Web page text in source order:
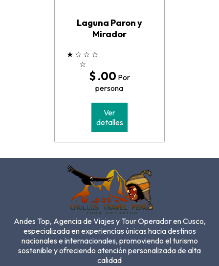
Laguna Paron y
Mirador
★ ☆ ☆ ☆
☆
$ .00 Por
persona
Ver
detalles
Andes Top, Agencia de Viajes y Tour Operador en Cusco,
especializada en experiencias únicas hacia destinos
nacionales e internacionales, promoviendo el turismo
sostenible y ofreciendo atención personalizada de alta
calidad